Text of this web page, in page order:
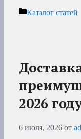
Рубрики
Каталог статей
2026
6 июля, 2026 от